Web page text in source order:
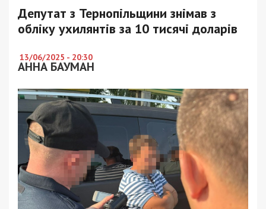
Депутат з Тернопільщини знімав з
обліку ухилянтів за 10 тисячі доларів
13/06/2025 - 20:30
АННА БАУМАН